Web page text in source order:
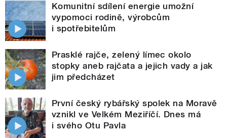
Komunitní sdílení energie umožní
vypomoci rodině, výrobcům
i spotřebitelům
Prasklé rajče, zelený límec okolo
stopky aneb rajčata a jejich vady a jak
jim předcházet
První český rybářský spolek na Moravě
vznikl ve Velkém Meziříčí. Dnes má
i svého Otu Pavla